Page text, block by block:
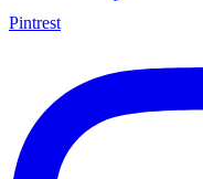
Pintrest